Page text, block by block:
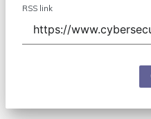
RSS link